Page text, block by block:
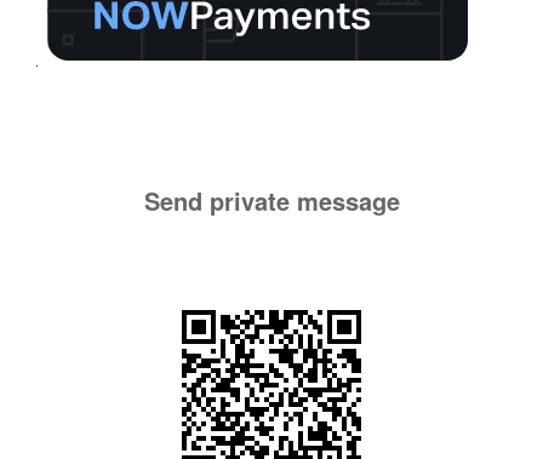
Send private message